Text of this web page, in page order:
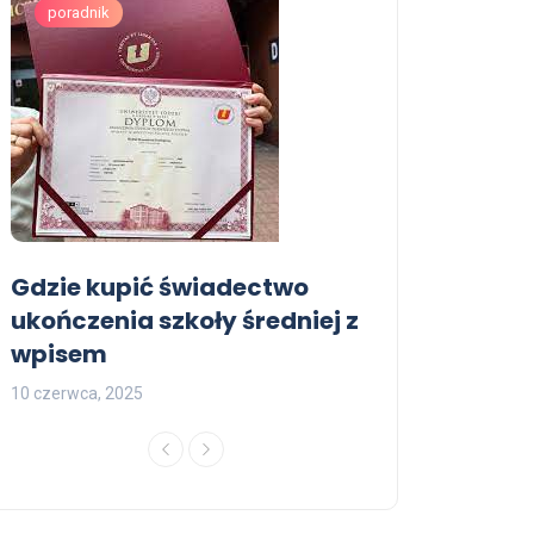
poradnik
Gdzie kupić świadectwo
ukończenia szkoły średniej z
wpisem
10 czerwca, 2025